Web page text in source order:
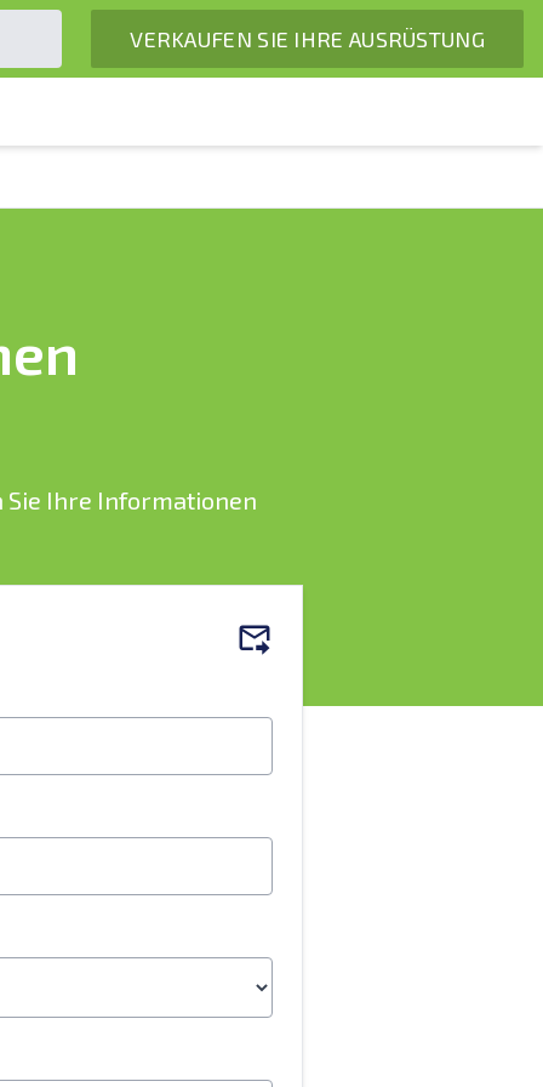
VERKAUFEN SIE IHRE AUSRÜSTUNG
Sie Ihre Informationen